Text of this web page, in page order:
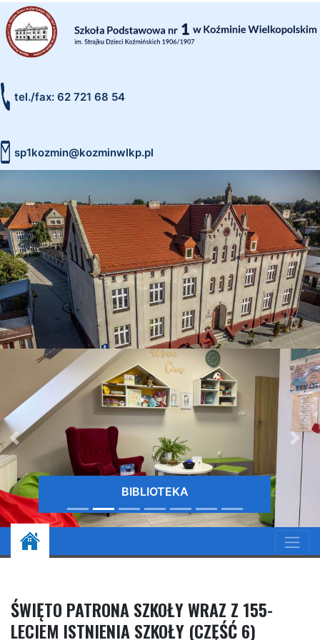
tel./fax: 62 721 68 54
sp1kozmin@kozminwlkp.pl
BIBLIOTEKA
ŚWIĘTO PATRONA SZKOŁY WRAZ Z 155-
LECIEM ISTNIENIA SZKOŁY (CZĘŚĆ 6)